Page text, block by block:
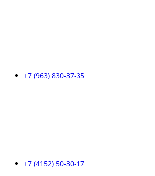
+7 (963) 830-37-35
+7 (4152) 50-30-17